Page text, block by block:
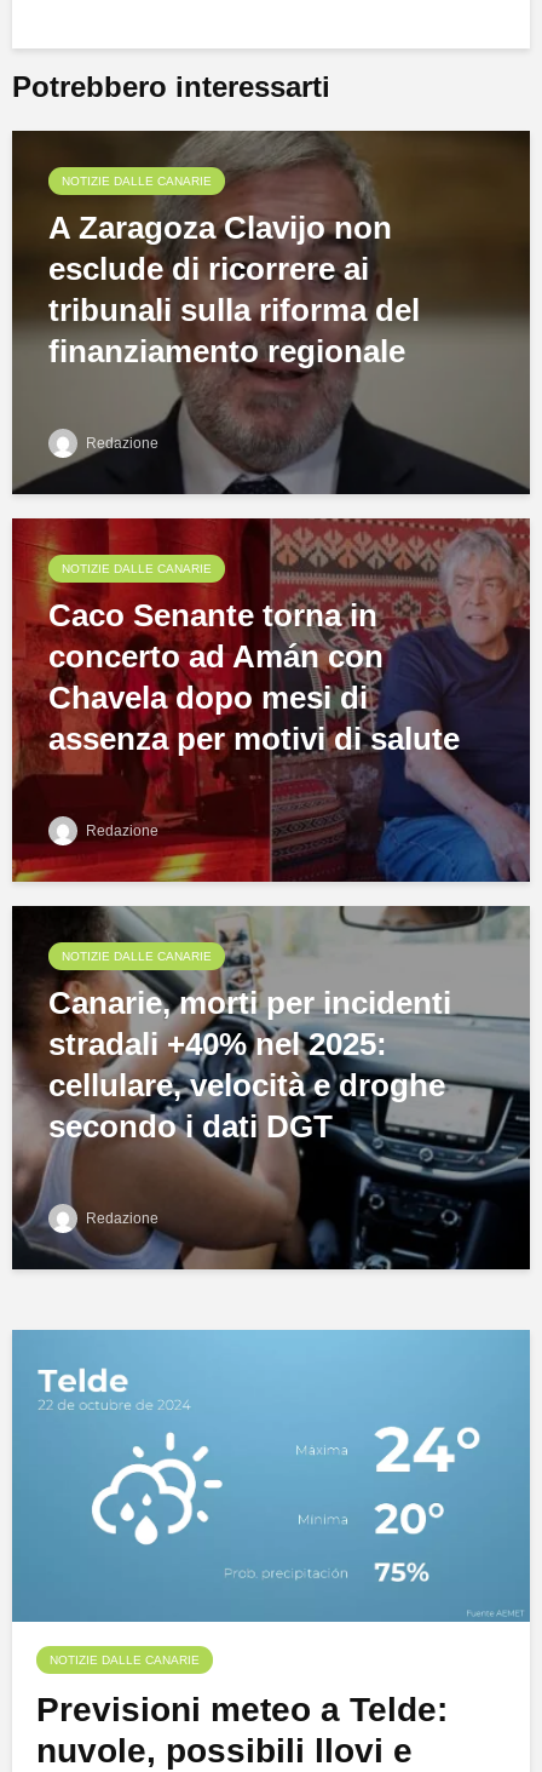
Potrebbero interessarti
NOTIZIE DALLE CANARIE
A Zaragoza Clavijo non
esclude di ricorrere ai
tribunali sulla riforma del
finanziamento regionale
Redazione
NOTIZIE DALLE CANARIE
Caco Senante torna in
concerto ad Amán con
Chavela dopo mesi di
assenza per motivi di salute
Redazione
NOTIZIE DALLE CANARIE
Canarie, morti per incidenti
stradali +40% nel 2025:
cellulare, velocità e droghe
secondo i dati DGT
Redazione
NOTIZIE DALLE CANARIE
Previsioni meteo a Telde:
nuvole, possibili llovi e